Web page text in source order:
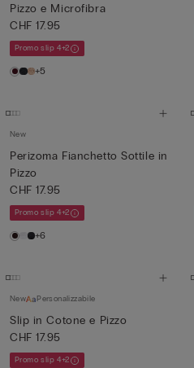
Pizzo e Microfibra
CHF 17.95
Promo slip 4+2
+5
New
Perizoma Fianchetto Sottile in
Pizzo
CHF 17.95
Promo slip 4+2
+6
New Personalizzabile
Slip in Cotone e Pizzo
CHF 17.95
Promo slip 4+2